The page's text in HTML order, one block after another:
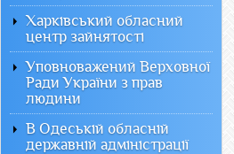
Харківський обласний
центр зайнятості
Уповноважений Верховної
Ради України з прав
людини
В Одеській обласній
державній адміністрації